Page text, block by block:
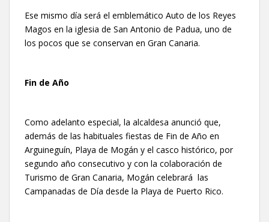
Ese mismo día será el emblemático Auto de los Reyes
Magos en la iglesia de San Antonio de Padua, uno de
los pocos que se conservan en Gran Canaria.
Fin de Año
Como adelanto especial, la alcaldesa anunció que,
además de las habituales fiestas de Fin de Año en
Arguineguín, Playa de Mogán y el casco histórico, por
segundo año consecutivo y con la colaboración de
Turismo de Gran Canaria, Mogán celebrará las
Campanadas de Día desde la Playa de Puerto Rico.